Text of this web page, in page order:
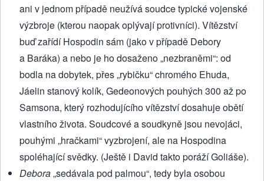
ani v jednom případě neužívá soudce typické vojenské
výzbroje (kterou naopak oplývají protivníci). Vítězství
buď zařídí Hospodin sám (jako v případě Debory
a Baráka) a nebo je ho dosaženo „nezbraněmi“: od
bodla na dobytek, přes „rybičku“ chromého Ehuda,
Jáelin stanový kolík, Gedeonových pouhých 300 až po
Samsona, který rozhodujícího vítězství dosahuje obětí
vlastního života. Soudcové a soudkyně jsou nevojáci,
pouhými „hračkami“ vyzbrojení, ale na Hospodina
spoléhající svědky. (Ještě i David takto poráží Goliáše).
Debora„sedávala pod palmou“, tedy byla osobou